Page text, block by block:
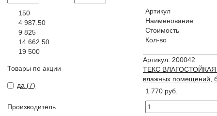
150
4 987.50
9 825
14 662.50
19 500
Товары по акции
да (7)
Производитель
Артикул
Наименование
Стоимость
Кол-во
Артикул: 200042
ТЕКС ВЛАГОСТОЙКАЯ
влажных помещений,
1 770 руб.